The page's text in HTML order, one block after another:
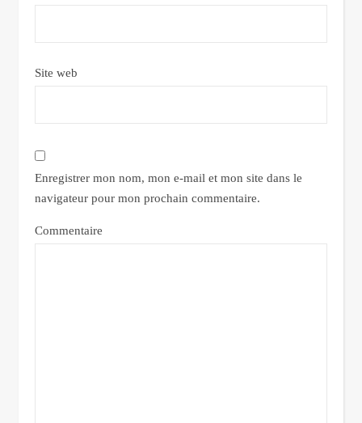
Site web
Enregistrer mon nom, mon e-mail et mon site dans le
navigateur pour mon prochain commentaire.
Commentaire